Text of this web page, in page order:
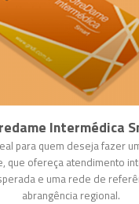
Intermédica
para quem deseja fazer
que ofereça atendimento
e uma rede de
abrangência regional.